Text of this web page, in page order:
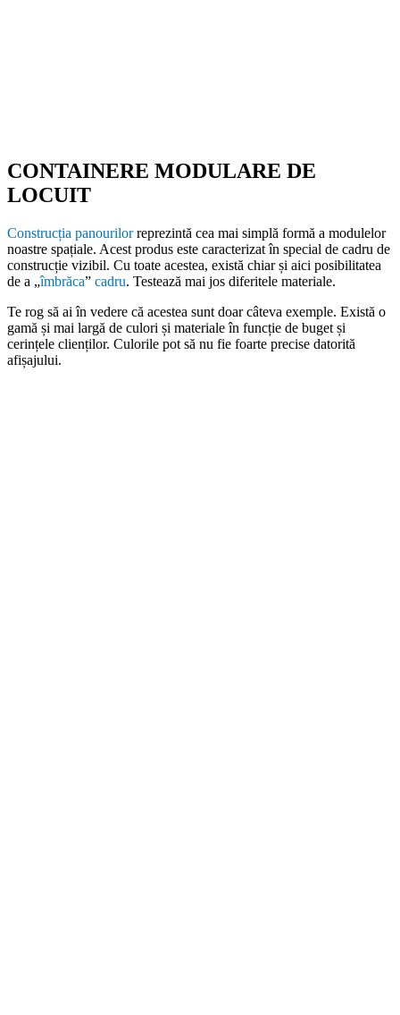
CONTAINERE MODULARE DE
LOCUIT
Construcția panourilorreprezintă cea mai simplă formă a modulelor
noastre spațiale. Acest produs este caracterizat în special de cadru de
construcție vizibil. Cu toate acestea, există chiar și aici posibilitatea
de a „îmbrăca” cadru. Testează mai jos diferitele materiale.
Te rog să ai în vedere că acestea sunt doar câteva exemple. Există o
gamă și mai largă de culori și materiale în funcție de buget și
cerințele clienților. Culorile pot să nu fie foarte precise datorită
afișajului.